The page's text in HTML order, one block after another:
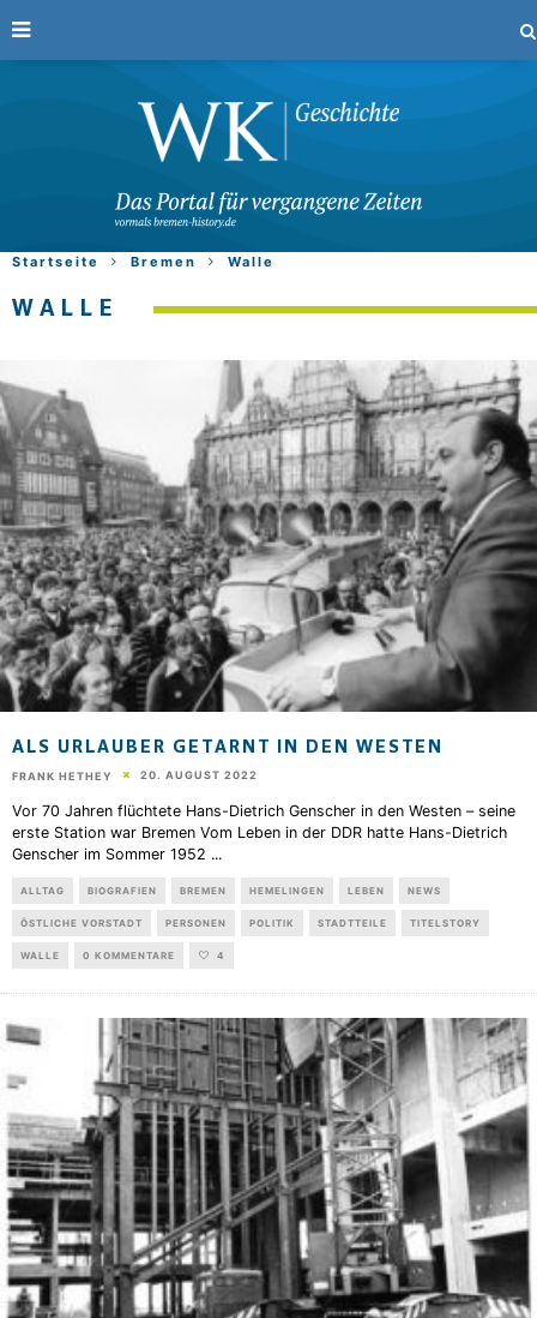
Startseite Bremen Walle
WALLE
ALS URLAUBER GETARNT IN DEN WESTEN
FRANK HETHEY 20. AUGUST 2022
Vor 70 Jahren flüchtete Hans-Dietrich Genscher in den Westen – seine
erste Station war Bremen Vom Leben in der DDR hatte Hans-Dietrich
Genscher im Sommer 1952 ...
ALLTAG BIOGRAFIEN BREMEN HEMELINGEN LEBEN NEWS
ÖSTLICHE VORSTADT PERSONEN POLITIK STADTTEILE TITELSTORY
WALLE 0 KOMMENTARE 4